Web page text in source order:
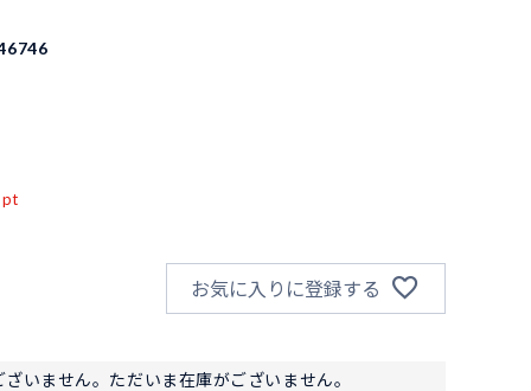
pt
お気に入りに登録する
いません。ただいま在庫がございません。